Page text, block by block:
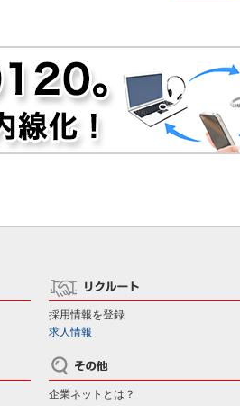
採用情報を登録
求人情報
企業ネットとは？